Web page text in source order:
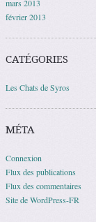
mars 2013
février 2013
CATÉGORIES
Les Chats de Syros
MÉTA
Connexion
Flux des publications
Flux des commentaires
Site de WordPress-FR